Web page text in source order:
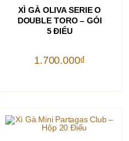
THÊM VÀO GIỎ HÀNG
XÌ GÀ OLIVA SERIE O
DOUBLE TORO – GÓI
5 ĐIẾU
1.700.000₫